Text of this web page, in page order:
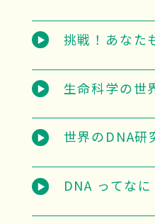
挑戦！あなた
生命科学の世
世界のDNA研
DNA ってなに